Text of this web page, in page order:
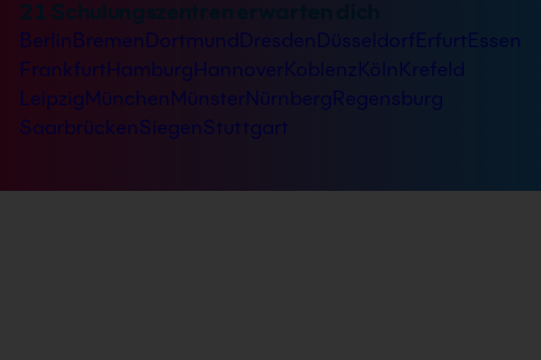
21 Schulungszentren erwarten dich
Berlin Bremen Dortmund ErfurtEssen
FrankfurtHamburgHannover
Krefeld
LeipzigMünchen Münster
SaarbrückenSiegen Stuttgart